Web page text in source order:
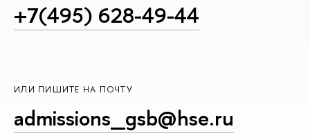
+7(495) 628-49-44
ИЛИ ПИШИТЕ НА ПОЧТУ
admissions_gsb@hse.ru